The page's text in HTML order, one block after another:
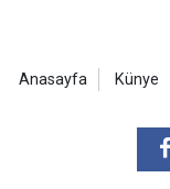
Anasayfa Künye